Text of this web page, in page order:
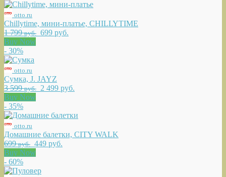
otto.ru
Chillytime, мини-платье, CHILLYTIME
1 799руб. 699 руб.
Buy Now
- 30%
otto.ru
Сумка, J. JAYZ
3 599руб. 2 499 руб.
Buy Now
- 35%
otto.ru
Домашние балетки, CITY WALK
699руб. 449 руб.
Buy Now
- 60%